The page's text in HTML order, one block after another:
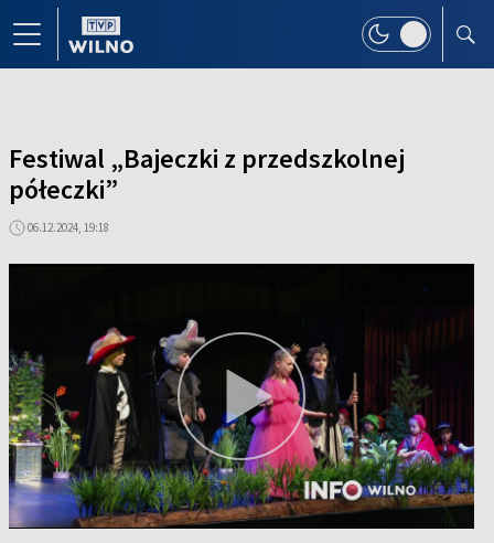
Festiwal „Bajeczki z przedszkolnej
półeczki”
06.12.2024, 19:18